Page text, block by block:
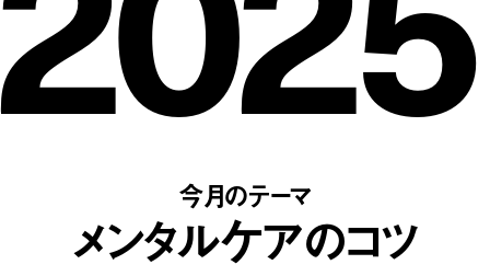
今月のテーマ
メンタルケアのコツ